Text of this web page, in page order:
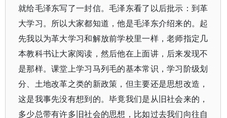
就给毛泽东写了一封信。毛泽东看了以后批示：到革
大学习。所以大家都知道，他是毛泽东介绍来的。起
先我以为革大学习和解放前学校里一样，老师指定几
本教科书让大家阅读，然后他在上面讲，后来发现不
是那样。课堂上学习马列毛的基本常识，学习阶级划
分、土地改革之类的新政策，但主要还是思想改造，
这是我事先没有想到的。毕竟我们是从旧社会来的，
多少总带有许多旧社会的思想，比如过去我们向往自